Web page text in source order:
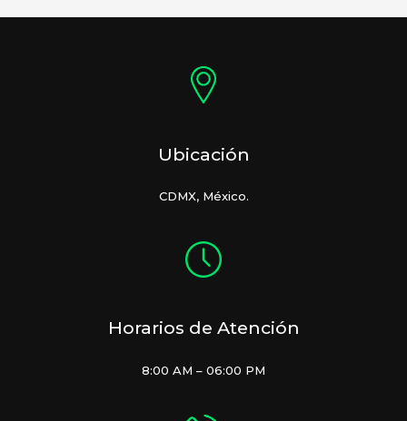
Ubicación
CDMX, México.
Horarios de Atención
8:00 AM – 06:00 PM